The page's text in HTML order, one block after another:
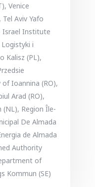
Venice
Aviv Yafo
Israel Institute
i
Kalisz (PL),
Ioannina (RO),
Arad (RO),
(NL), Region Île-
De Almada
de Almada
Authority
of
Kommun (SE)